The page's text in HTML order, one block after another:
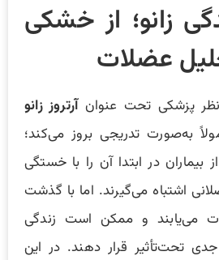
زانو؛ از خشکی
عضلات
نظر پزشکی تحت عنوانآرتروز زانو
به‌صورت تدریجی بروز می‌کند؛
بیماران در ابتدا آن را با خستگی
اشتباه می‌گیرند. اما با گذشت
می‌یابند و ممکن است زندگی
تحت‌تأثیر قرار دهند. در این